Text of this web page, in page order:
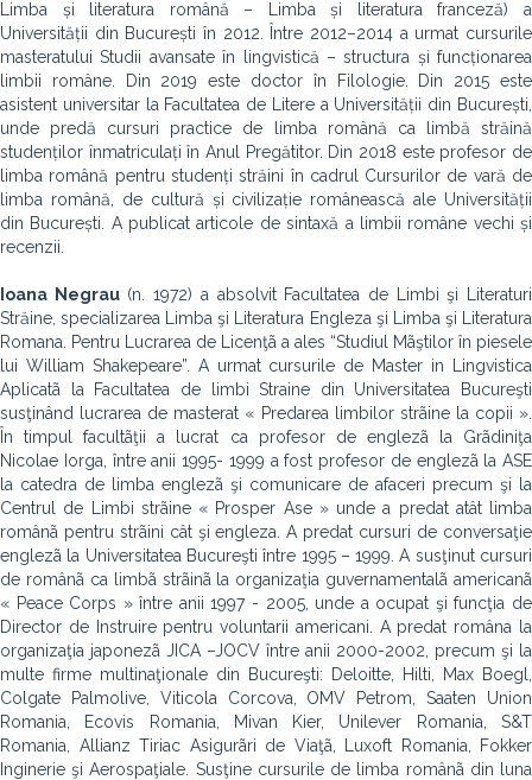
Limba și literatura română – Limba și literatura franceză) a
Universității din București în 2012. Între 2012–2014 a urmat cursurile
masteratului Studii avansate în lingvistică – structura și funcționarea
limbii române. Din 2019 este doctor în Filologie. Din 2015 este
asistent universitar la Facultatea de Litere a Universității din București,
unde predă cursuri practice de limba română ca limbă străină
studenților înmatriculați în Anul Pregătitor. Din 2018 este profesor de
limba română pentru studenți străini în cadrul Cursurilor de vară de
limba română, de cultură și civilizație românească ale Universității
din București. A publicat articole de sintaxă a limbii române vechi și
recenzii.
Ioana Negrau(n. 1972) a absolvit Facultatea de Limbi şi Literaturi
Străine, specializarea Limba şi Literatura Engleza şi Limba şi Literatura
Romana. Pentru Lucrarea de Licenţã a ales “Studiul Mãştilor în piesele
lui William Shakepeare”. A urmat cursurile de Master in Lingvistica
Aplicatã la Facultatea de limbi Straine din Universitatea Bucureşti
susţinând lucrarea de masterat « Predarea limbilor strãine la copii ».
În timpul facultãţii a lucrat ca profesor de englezã la Grãdiniţa
Nicolae Iorga, între anii 1995- 1999 a fost profesor de englezã la ASE
la catedra de limba englezã şi comunicare de afaceri precum şi la
Centrul de Limbi strãine « Prosper Ase » unde a predat atât limba
românã pentru strãini cât şi engleza. A predat cursuri de conversaţie
englezã la Universitatea Bucureşti între 1995 – 1999. A susţinut cursuri
de românã ca limbã strãinã la organizaţia guvernamentalã americanã
« Peace Corps » între anii 1997 - 2005, unde a ocupat şi funcţia de
Director de Instruire pentru voluntarii americani. A predat româna la
organizaţia japonezã JICA –JOCV între anii 2000-2002, precum şi la
multe firme multinaţionale din Bucureşti: Deloitte, Hilti, Max Boegl,
Colgate Palmolive, Viticola Corcova, OMV Petrom, Saaten Union
Romania, Ecovis Romania, Mivan Kier, Unilever Romania, S&T
Romania, Allianz Tiriac Asigurãri de Viaţã, Luxoft Romania, Fokker
Inginerie şi Aerospaţiale. Susţine cursurile de limba românã din luna